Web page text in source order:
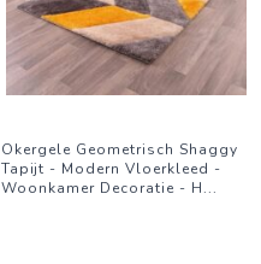
Okergele Geometrisch Shaggy
Tapijt - Modern Vloerkleed -
Woonkamer Decoratie - H...